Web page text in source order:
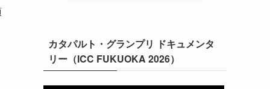
カタパルト・グランプリ ドキュメンタ
リー（ICC FUKUOKA 2026）